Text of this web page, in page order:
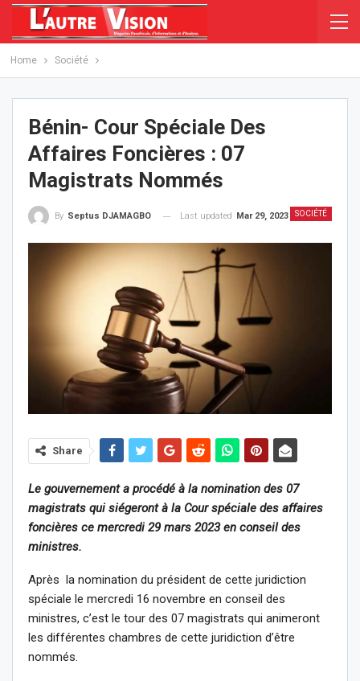
Home Société
Bénin- Cour Spéciale Des
Affaires Foncières : 07
Magistrats Nommés
SOCIÉTÉ
By Septus DJAMAGBO Last updated Mar 29, 2023
Share
Le gouvernement a procédé à la nomination des 07
magistrats qui siégeront à la Cour spéciale des affaires
foncières ce mercredi 29 mars 2023 en conseil des
ministres.
Après la nomination du président de cette juridiction
spéciale le mercredi 16 novembre en conseil des
ministres, c’est le tour des 07 magistrats qui animeront
les différentes chambres de cette juridiction d’être
nommés.